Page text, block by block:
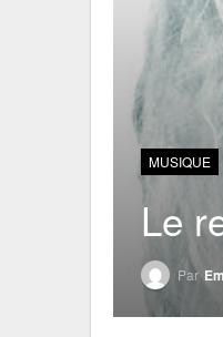
MUSIQUE
Le
Par